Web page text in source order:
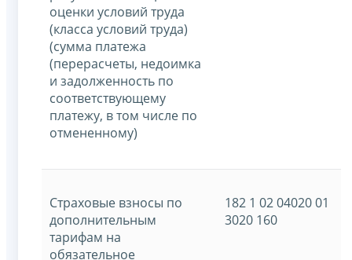
оценки условий труда
(класса условий труда)
(сумма платежа
(перерасчеты, недоимка
и задолженность по
соответствующему
платежу, в том числе по
отмененному)
Страховые взносы по
дополнительным
тарифам на
обязательное
182 1 02 04020 01
3020 160